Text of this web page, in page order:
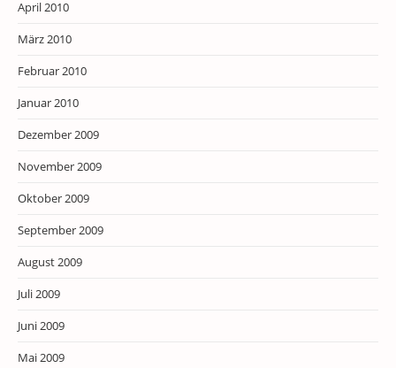
April 2010
März 2010
Februar 2010
Januar 2010
Dezember 2009
November 2009
Oktober 2009
September 2009
August 2009
Juli 2009
Juni 2009
Mai 2009